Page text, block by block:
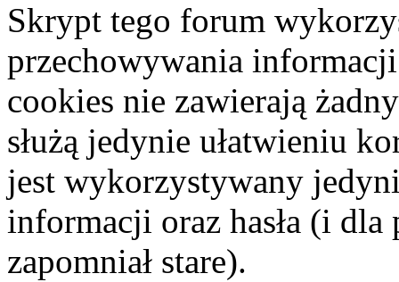
Skrypt tego forum
przechowywania
cookies nie zawierają
służą jedynie ułatwieniu
jest wykorzystywany
informacji oraz hasła (i dla
zapomniał stare).